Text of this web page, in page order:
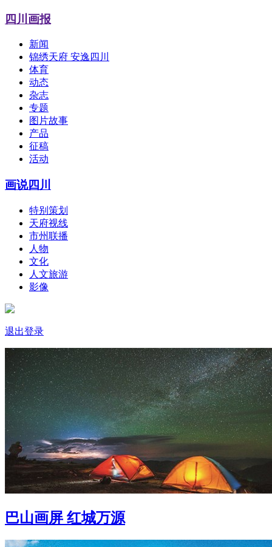
四川画报
新闻
锦绣天府 安逸四川
体育
动态
杂志
专题
图片故事
产品
征稿
活动
画说四川
特别策划
天府视线
市州联播
人物
文化
人文旅游
影像
退出登录
巴山画屏 红城万源